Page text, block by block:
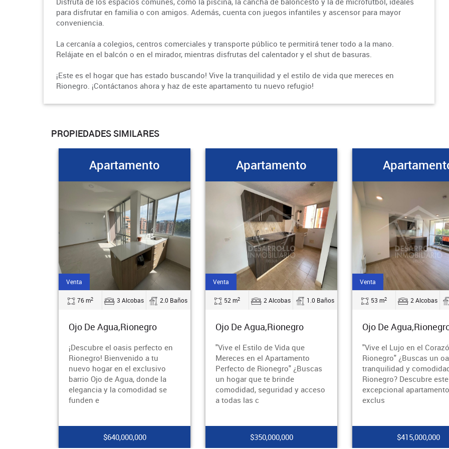
para disfrutar en familia o con amigos. Además, cuenta con juegos infantiles y ascensor para mayor
conveniencia.
La cercanía a colegios, centros comerciales y transporte público te permitirá tener todo a la mano.
Relájate en el balcón o en el mirador, mientras disfrutas del calentador y el shut de basuras.
¡Este es el hogar que has estado buscando! Vive la tranquilidad y el estilo de vida que mereces en
Rionegro. ¡Contáctanos ahora y haz de este apartamento tu nuevo refugio!
PROPIEDADES SIMILARES
Apartamento
Venta
76 m2 3 Alcobas 2.0 Baños
Ojo De Agua,Rionegro
¡Descubre el oasis perfecto en
Rionegro! Bienvenido a tu
nuevo hogar en el exclusivo
barrio Ojo de Agua, donde la
elegancia y la comodidad se
funden e
$640,000,000
Apartamento
Venta
52 m2 2 Alcobas 1.0 Baños
Ojo De Agua,Rionegro
"Vive el Estilo de Vida que
Mereces en el Apartamento
Perfecto de Rionegro" ¿Buscas
un hogar que te brinde
comodidad, seguridad y acceso
a todas las c
$350,000,000
Venta
53 m2 2 Alcobas
Ojo De
"Vive el Lujo en el
Rionegro" ¿Buscas un
tranquilidad y
Rionegro? Descubre este
excepcional
exclus
$415,000,000